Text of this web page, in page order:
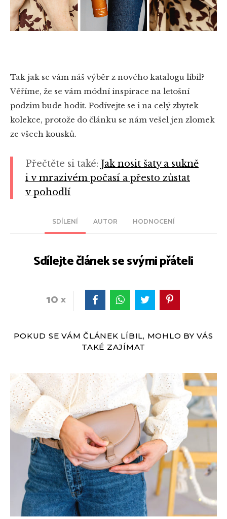
SDÍLENÍ AUTOR HODNOCENÍ
Sdílejte článek se svými přáteli
10
Tak jak se vám náš výběr z nového katalogu líbil?
Věříme, že se vám módní inspirace na letošní
podzim bude hodit. Podívejte se i na celý zbytek
kolekce, protože do článku se nám vešel jen zlomek
ze všech kousků.
Přečtěte si také: Jak nosit šaty a sukně
i v mrazivém počasí a přesto zůstat
v pohodlí
POKUD SE VÁM ČLÁNEK LÍBIL, MOHLO BY VÁS
TAKÉ ZAJÍMAT